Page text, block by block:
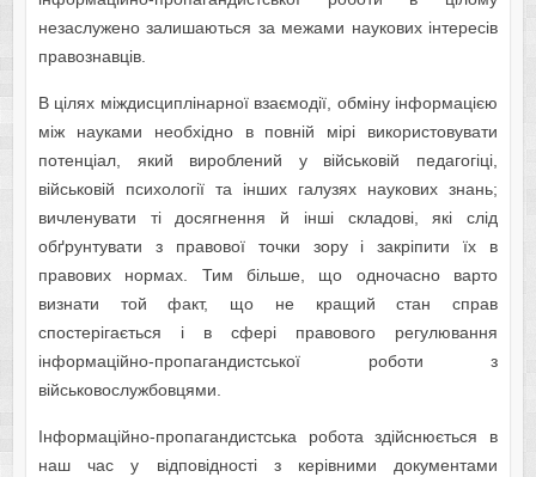
незаслужено залишаються за межами наукових інтересів
правознавців.
В цілях міждисциплінарної взаємодії, обміну інформацією
між науками необхідно в повній мірі використовувати
потенціал, який вироблений у військовій педагогіці,
військовій психології та інших галузях наукових знань;
вичленувати ті досягнення й інші складові, які слід
обґрунтувати з правової точки зору і закріпити їх в
правових нормах. Тим більше, що одночасно варто
визнати той факт, що не кращий стан справ
спостерігається і в сфері правового регулювання
інформаційно-пропагандистської роботи з
військовослужбовцями.
Інформаційно-пропагандистська робота здійснюється в
наш час у відповідності з керівними документами